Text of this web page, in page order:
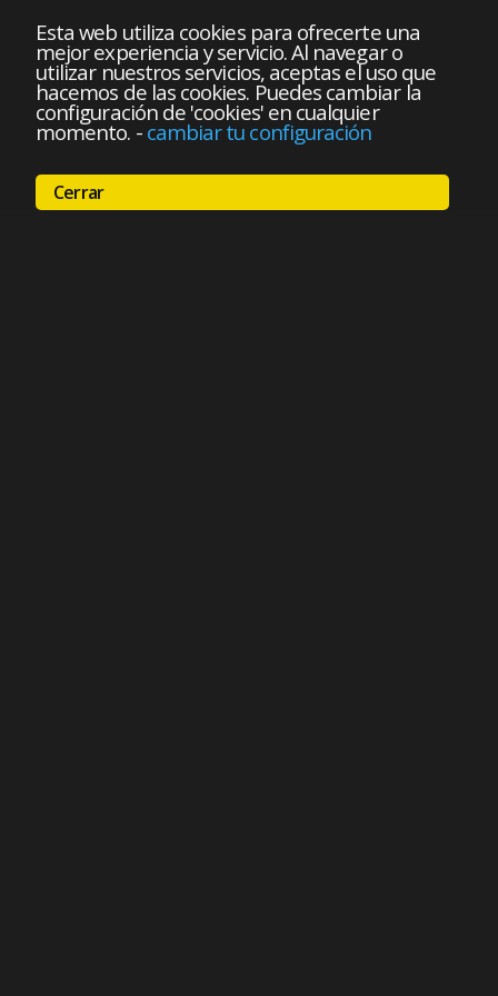
Esta web utiliza cookies para ofrecerte una
mejor experiencia y servicio. Al navegar o
utilizar nuestros servicios, aceptas el uso que
hacemos de las cookies. Puedes cambiar la
configuración de 'cookies' en cualquier
momento. - cambiar tu configuración
Cerrar